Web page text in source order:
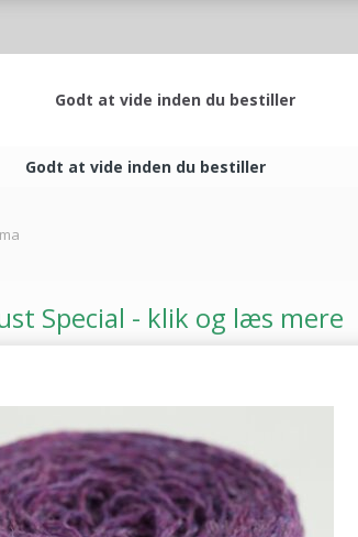
Godt at vide inden du bestiller
Godt at vide inden du bestiller
Special - klik og læs mere